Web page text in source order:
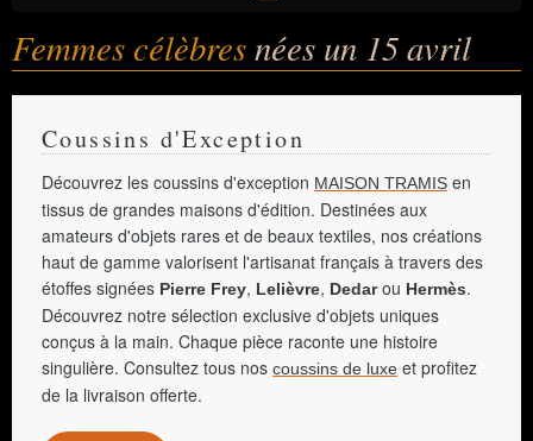
Femmes célèbresnées un 15 avril
Coussins d'Exception
Découvrez les coussins d'exception MAISON TRAMIS en
tissus de grandes maisons d'édition. Destinées aux
amateurs d'objets rares et de beaux textiles, nos créations
haut de gamme valorisent l'artisanat français à travers des
étoffes signées Pierre Frey, Lelièvre, Dedarou Hermès.
Découvrez notre sélection exclusive d'objets uniques
conçus à la main. Chaque pièce raconte une histoire
singulière. Consultez tous nos coussins de luxe et profitez
de la livraison offerte.